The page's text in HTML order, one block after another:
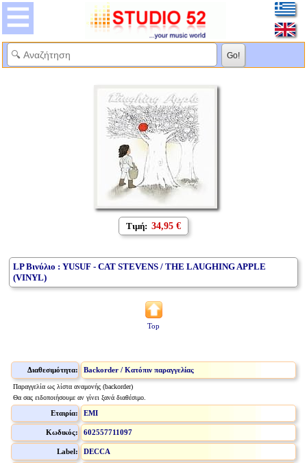
Τιμή: 34,95 €
LP Βινύλιο : YUSUF - CAT STEVENS / THE LAUGHING APPLE
(VINYL)
Top
Διαθεσιμότητα: Backorder / Κατόπιν παραγγελίας
Παραγγελία ως λίστα αναμονής (backorder)
Θα σας ειδοποιήσουμε αν γίνει ξανά διαθέσιμο.
Εταιρία: EMI
Κωδικός: 602557711097
Label: DECCA